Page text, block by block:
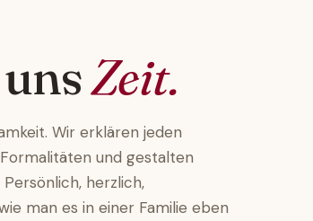
Zeit.
Wir erklären jeden
und gestalten
herzlich,
man es in einer Familie eben